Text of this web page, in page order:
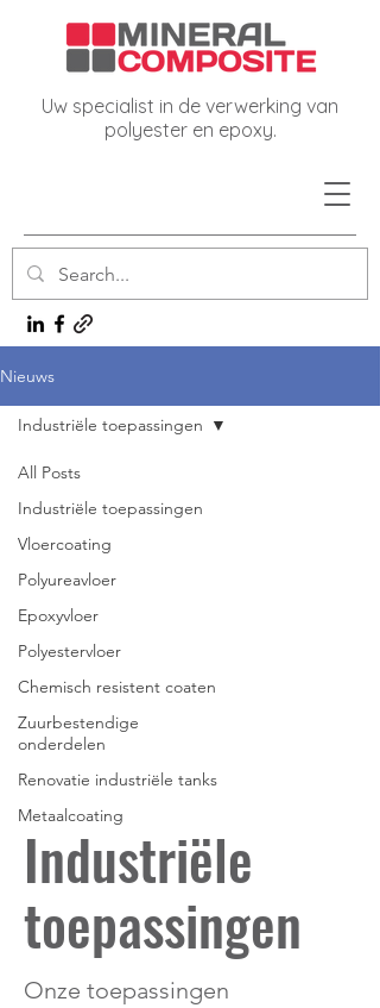
Uw specialist in de verwerking van
polyester en epoxy.
Nieuws
All Posts
Industriële toepassingen
Vloercoating
Polyureavloer
Epoxyvloer
Polyestervloer
Chemisch resistent coaten
Zuurbestendige
onderdelen
Renovatie industriële tanks
Metaalcoating
Industriële toepassingen
Industriële
toepassingen
Onze toepassingen